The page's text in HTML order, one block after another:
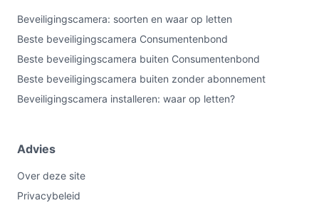
Beveiligingscamera: soorten en waar op letten
Beste beveiligingscamera Consumentenbond
Beste beveiligingscamera buiten Consumentenbond
Beste beveiligingscamera buiten zonder abonnement
Beveiligingscamera installeren: waar op letten?
Advies
Over deze site
Privacybeleid